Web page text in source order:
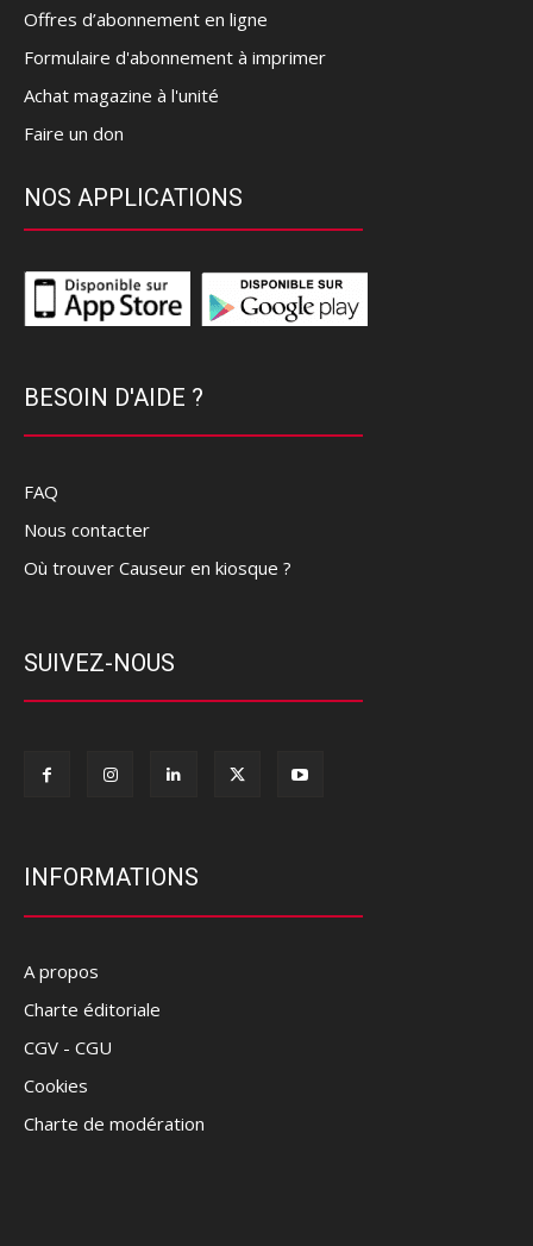
Offres d’abonnement en ligne
Formulaire d'abonnement à imprimer
Achat magazine à l'unité
Faire un don
NOS APPLICATIONS
BESOIN D'AIDE ?
FAQ
Nous contacter
Où trouver Causeur en kiosque ?
SUIVEZ-NOUS
INFORMATIONS
A propos
Charte éditoriale
CGV - CGU
Cookies
Charte de modération